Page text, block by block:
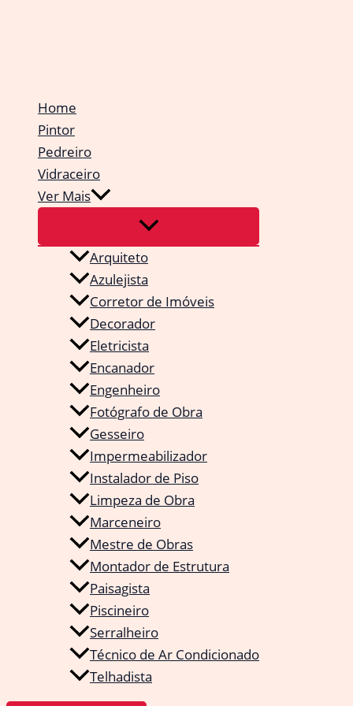
Home
Pintor
Pedreiro
Vidraceiro
Ver Mais
Arquiteto
Azulejista
Corretor de Imóveis
Decorador
Eletricista
Encanador
Engenheiro
Fotógrafo de Obra
Gesseiro
Impermeabilizador
Instalador de Piso
Limpeza de Obra
Marceneiro
Mestre de Obras
Montador de Estrutura
Paisagista
Piscineiro
Serralheiro
Técnico de Ar Condicionado
Telhadista